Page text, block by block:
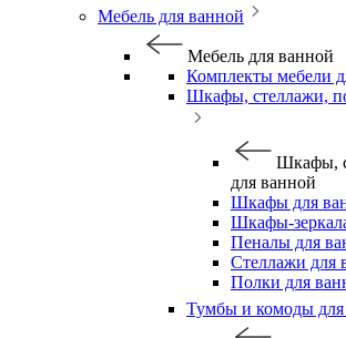
Мебель для ванной
Мебель для ванной
Комплекты мебели
Шкафы, стеллажи,
Шкафы,
для ванной
Шкафы для
Шкафы-
Пеналы для
Стеллажи для
Полки для
Тумбы и комоды для